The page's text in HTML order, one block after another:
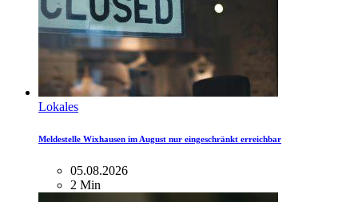
Lokales
Meldestelle Wixhausen im August nur eingeschränkt erreichbar
05.08.2026
2 Min